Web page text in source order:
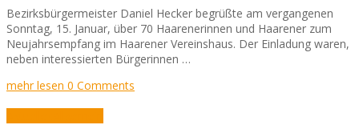
Bezirksbürgermeister Daniel Hecker begrüßte am vergangenen
Sonntag, 15. Januar, über 70 Haarenerinnen und Haarener zum
Neujahrsempfang im Haarener Vereinshaus. Der Einladung waren,
neben interessierten Bürgerinnen …
mehr lesen 0 Comments